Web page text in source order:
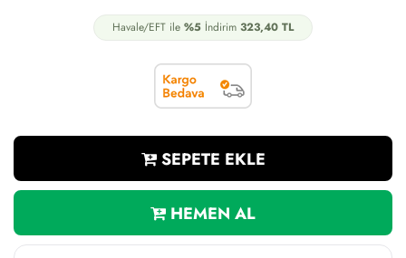
Havale/EFT ile %5 İndirim 323,40 TL
SEPETE EKLE
HEMEN AL